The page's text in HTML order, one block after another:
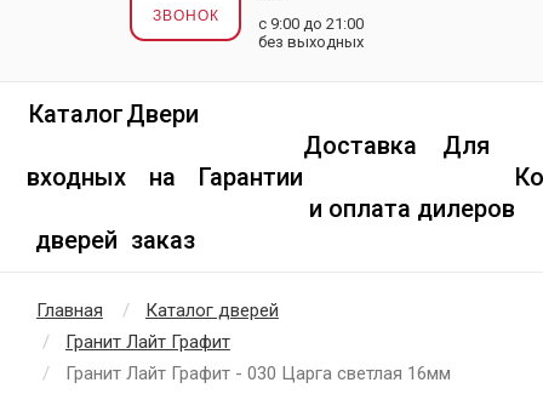
ЗВОНОК
с 9:00 до 21:00
без выходных
Каталог
входных
дверей
Двери
на
заказ
Гарантии
Доставка
и оплата
Для
дилеров
Главная
Каталог дверей
Гранит Лайт Графит
Гранит Лайт Графит - 030 Царга светлая 16мм